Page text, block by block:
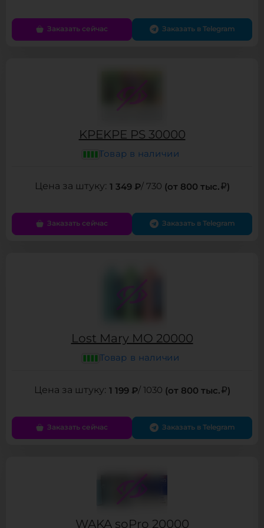
Заказать сейчас Заказать в Telegram
KPEKPE PS 30000
Товар в наличии
1 349 ₽/ 730 (от 800 тыс. )
Заказать сейчас Заказать в Telegram
Lost Mary MO 20000
Товар в наличии
1 199 ₽/ 1030 (от 800 тыс. )
Заказать сейчас Заказать в Telegram
WAKA soPro 20000